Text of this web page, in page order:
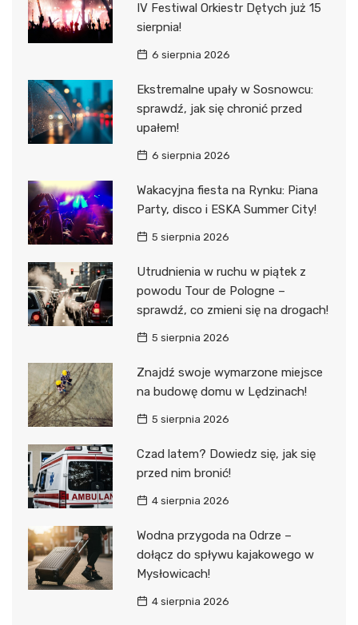
IV Festiwal Orkiestr Dętych już 15
sierpnia!
6 sierpnia 2026
Ekstremalne upały w Sosnowcu:
sprawdź, jak się chronić przed
upałem!
6 sierpnia 2026
Wakacyjna fiesta na Rynku: Piana
Party, disco i ESKA Summer City!
5 sierpnia 2026
Utrudnienia w ruchu w piątek z
powodu Tour de Pologne –
sprawdź, co zmieni się na drogach!
5 sierpnia 2026
Znajdź swoje wymarzone miejsce
na budowę domu w Lędzinach!
5 sierpnia 2026
Czad latem? Dowiedz się, jak się
przed nim bronić!
4 sierpnia 2026
Wodna przygoda na Odrze –
dołącz do spływu kajakowego w
Mysłowicach!
4 sierpnia 2026